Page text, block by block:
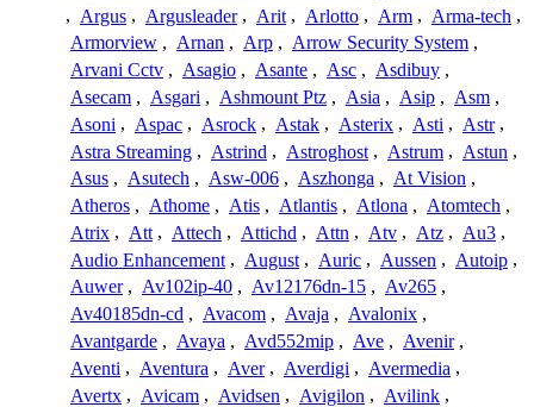
, Argus , Argusleader , Arit , Arlotto , Arm , Arma-tech ,
Armorview , Arnan , Arp , Arrow Security System ,
Arvani Cctv , Asagio , Asante , Asc , Asdibuy ,
Asecam , Asgari , Ashmount Ptz , Asia , Asip , Asm ,
Asoni , Aspac , Asrock , Astak , Asterix , Asti , Astr ,
Astra Streaming , Astrind , Astroghost , Astrum , Astun ,
Asus , Asutech , Asw-006 , Aszhonga , At Vision ,
Atheros , Athome , Atis , Atlantis , Atlona , Atomtech ,
Atrix , Att , Attech , Attichd , Attn , Atv , Atz , Au3 ,
Audio Enhancement , August , Auric , Aussen , Autoip ,
Auwer , Av102ip-40 , Av12176dn-15 , Av265 ,
Av40185dn-cd , Avacom , Avaja , Avalonix ,
Avantgarde , Avaya , Avd552mip , Ave , Avenir ,
Aventi , Aventura , Aver , Averdigi , Avermedia ,
Avertx , Avicam , Avidsen , Avigilon , Avilink ,